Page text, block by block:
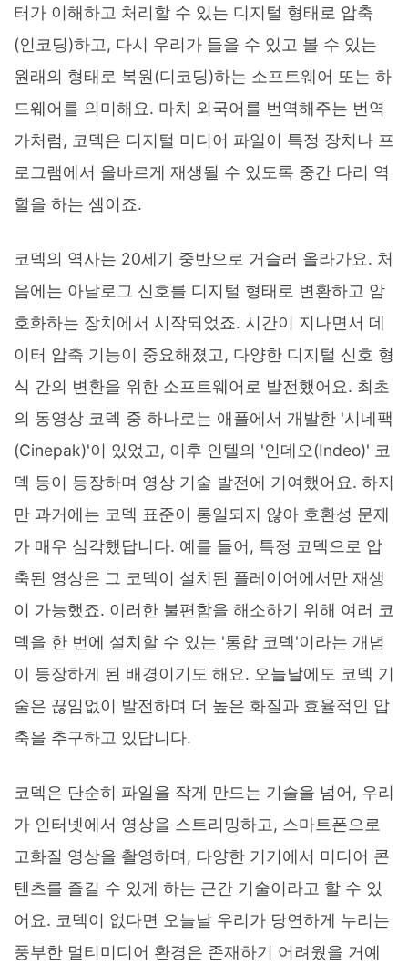
터가 이해하고 처리할 수 있는 디지털 형태로 압축
(인코딩)하고, 다시 우리가 들을 수 있고 볼 수 있는
원래의 형태로 복원(디코딩)하는 소프트웨어 또는 하
드웨어를 의미해요. 마치 외국어를 번역해주는 번역
가처럼, 코덱은 디지털 미디어 파일이 특정 장치나 프
로그램에서 올바르게 재생될 수 있도록 중간 다리 역
할을 하는 셈이죠.
코덱의 역사는 20세기 중반으로 거슬러 올라가요. 처
음에는 아날로그 신호를 디지털 형태로 변환하고 암
호화하는 장치에서 시작되었죠. 시간이 지나면서 데
이터 압축 기능이 중요해졌고, 다양한 디지털 신호 형
식 간의 변환을 위한 소프트웨어로 발전했어요. 최초
의 동영상 코덱 중 하나로는 애플에서 개발한 '시네팩
(Cinepak)'이 있었고, 이후 인텔의 '인데오(Indeo)' 코
덱 등이 등장하며 영상 기술 발전에 기여했어요. 하지
만 과거에는 코덱 표준이 통일되지 않아 호환성 문제
가 매우 심각했답니다. 예를 들어, 특정 코덱으로 압
축된 영상은 그 코덱이 설치된 플레이어에서만 재생
이 가능했죠. 이러한 불편함을 해소하기 위해 여러 코
덱을 한 번에 설치할 수 있는 '통합 코덱'이라는 개념
이 등장하게 된 배경이기도 해요. 오늘날에도 코덱 기
술은 끊임없이 발전하며 더 높은 화질과 효율적인 압
축을 추구하고 있답니다.
코덱은 단순히 파일을 작게 만드는 기술을 넘어, 우리
가 인터넷에서 영상을 스트리밍하고, 스마트폰으로
고화질 영상을 촬영하며, 다양한 기기에서 미디어 콘
텐츠를 즐길 수 있게 하는 근간 기술이라고 할 수 있
어요. 코덱이 없다면 오늘날 우리가 당연하게 누리는
풍부한 멀티미디어 환경은 존재하기 어려웠을 거예